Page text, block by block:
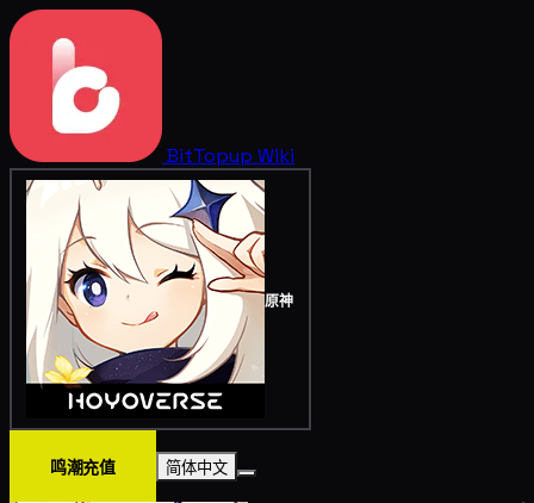
BitTopup Wiki
原神
鸣潮充值 简体中文